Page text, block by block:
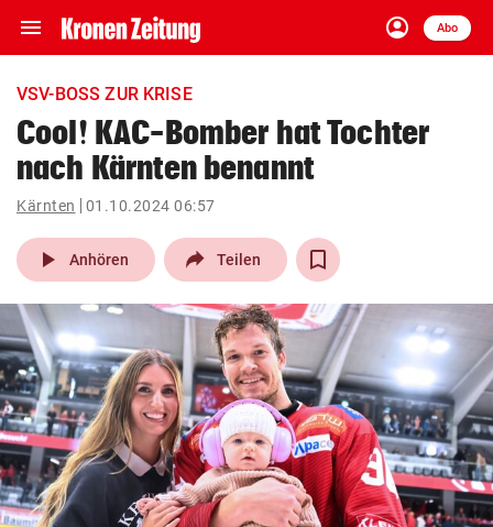
menu Navigation
ein-/ausklappen
account_circle
Anmelden
Abo
close Schließen
account_circle Anmelden
pin_drop
Wien arrow_right
bookmark
search
Suchbegriff
eingeben
© Krone Multimedia GmbH & Co KG 2026
VSV-BOSS ZUR KRISE
Cool! KAC-Bomber hat Tochter
nach Kärnten benannt
Kärnten 01.10.2024 06:57
play_arrow Anhören Teilen